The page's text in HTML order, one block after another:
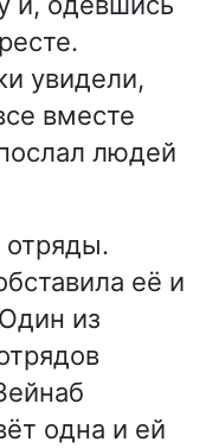
увидели,
вместе
людей
отряды.
её и
из
одна и ей